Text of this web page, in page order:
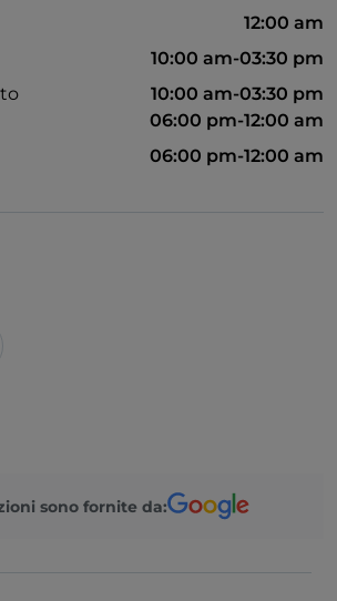
12:00 am
10:00 am-03:30 pm
10:00 am-03:30 pm
06:00 pm-12:00 am
06:00 pm-12:00 am
sono fornite da: